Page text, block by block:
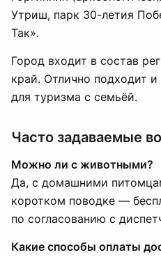
Утриш, парк 30-летия
Так».
Город входит в состав
край. Отлично подходит
для туризма с семьёй.
Часто задаваемые
Можно ли с животными?
Да, с домашними
коротком поводке —
по согласованию с
Какие способы оплаты